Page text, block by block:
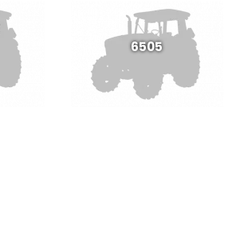
6505